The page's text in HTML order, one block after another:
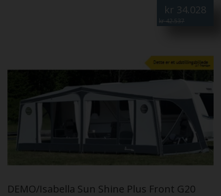
kr 34.028
kr 42.537
DEMO/Isabella Sun Shine Plus Front G20